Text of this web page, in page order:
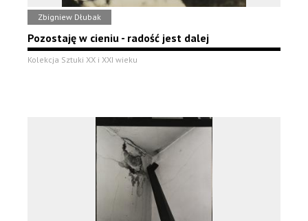
Zbigniew Dłubak
Pozostaję w cieniu - radość jest dalej
Kolekcja Sztuki XX i XXI wieku